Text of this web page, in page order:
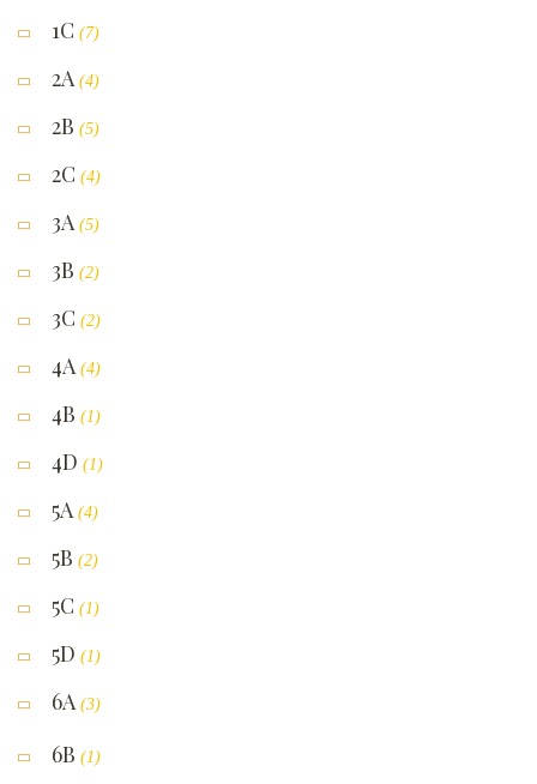
1C (7)
2A(4)
2B (5)
2C (4)
3A(5)
3B (2)
3C (2)
4A(4)
4B (1)
4D (1)
5A(4)
5B (2)
5C (1)
5D (1)
6A(3)
6B (1)